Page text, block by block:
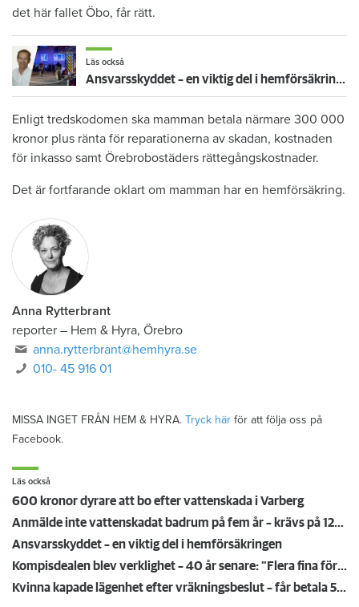
det här fallet Öbo, får rätt.
Läs också
Ansvarsskyddet – en viktig del i hemförsäkringen
Enligt tredskodomen ska mamman betala närmare 300 000
kronor plus ränta för reparationerna av skadan, kostnaden
för inkasso samt Örebrobostäders rättegångskostnader.
Det är fortfarande oklart om mamman har en hemförsäkring.
Anna Rytterbrant
reporter – Hem & Hyra, Örebro
anna.rytterbrant@hemhyra.se
010- 45 916 01
MISSA INGET FRÅN HEM & HYRA. Tryck här för att följa oss på
Facebook.
Läs också
600 kronor dyrare att bo efter vattenskada i Varberg
Anmälde inte vattenskadat badrum på fem år – krävs på 125 000 kronor
Ansvarsskyddet – en viktig del i hemförsäkringen
Kompisdealen blev verklighet – 40 år senare: "Flera fina fördelar med att dela bostad"
Kvinna kapade lägenhet efter vräkningsbeslut – får betala 50 000